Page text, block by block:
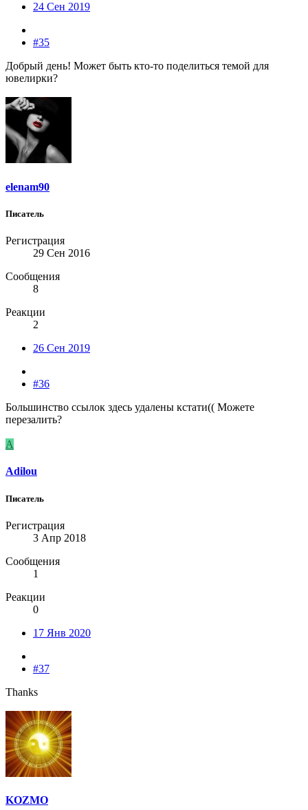
24 Сен 2019
#35
Добрый день! Может быть кто-то поделиться темой для
ювелирки?
elenam90
Писатель
Регистрация
29 Сен 2016
Сообщения
8
Реакции
2
26 Сен 2019
#36
Большинство ссылок здесь удалены кстати(( Можете
перезалить?
A
Adilou
Писатель
Регистрация
3 Апр 2018
Сообщения
1
Реакции
0
17 Янв 2020
#37
Thanks
KOZMO